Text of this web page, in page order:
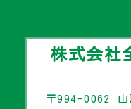
株式会社
〒994-0062 山